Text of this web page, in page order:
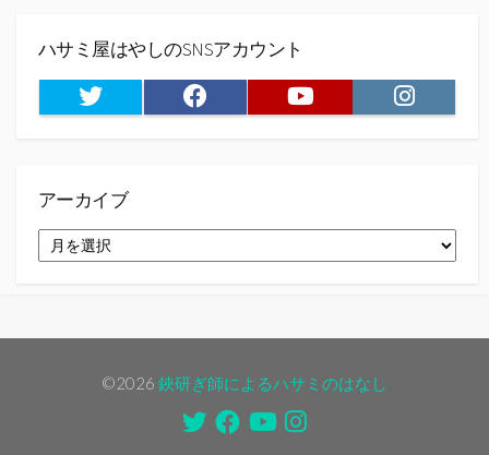
ハサミ屋はやしのSNSアカウント
Twitter Facebook Youtube Instagram
アーカイブ
ー
©2026 鋏研ぎ師によるハサミのはなし
TwitterFacebook
YoutubeInstagram